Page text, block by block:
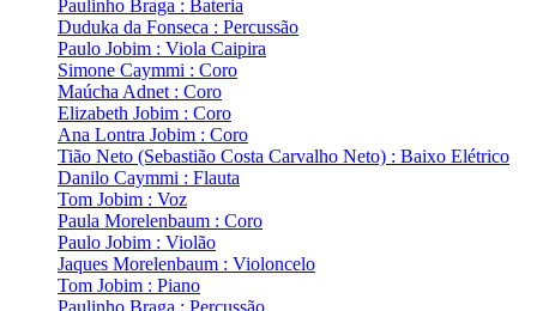
Paulinho Braga : Bateria
Duduka da Fonseca : Percussão
Paulo Jobim : Viola Caipira
Simone Caymmi : Coro
Maúcha Adnet : Coro
Elizabeth Jobim : Coro
Ana Lontra Jobim : Coro
Tião Neto (Sebastião Costa Carvalho Neto) : Baixo Elétrico
Danilo Caymmi : Flauta
Tom Jobim : Voz
Paula Morelenbaum : Coro
Paulo Jobim : Violão
Jaques Morelenbaum : Violoncelo
Tom Jobim : Piano